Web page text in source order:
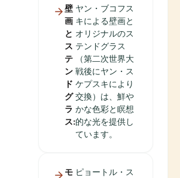
壁
画
と
ス
テ
ン
ド
グ
ラ
ス:
ヤン・ブコフス
キによる壁画と
オリジナルのス
テンドグラス
（第二次世界大
戦後にヤン・ス
ケプスキにより
交換）は、鮮や
かな色彩と瞑想
的な光を提供し
ています。
モ ピョートル・ス